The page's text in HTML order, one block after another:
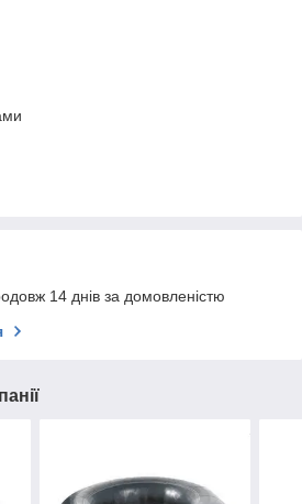
14 днів за домовленістю